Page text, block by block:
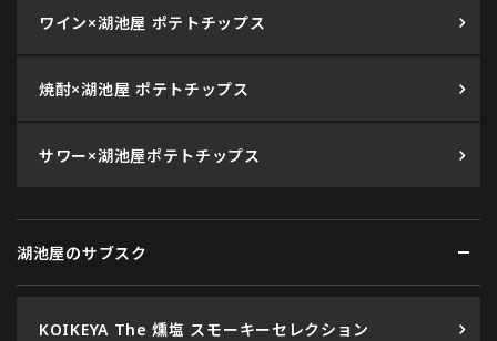
ワイン×湖池屋 ポテトチップス
焼酎×湖池屋 ポテトチップス
サワー×湖池屋ポテトチップス
湖池屋のサブスク
KOIKEYA The 燻塩 スモーキーセレクション